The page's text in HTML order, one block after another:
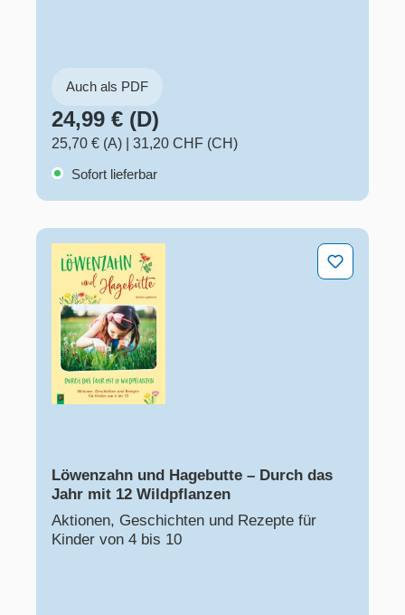
Auch als PDF
24,99 € (D)
25,70 € (A)
31,20 CHF (CH)
Sofort lieferbar
Löwenzahn und Hagebutte – Durch das Jahr mit 12
Löwenzahn und Hagebutte – Durch das
Jahr mit 12 Wildpflanzen
Aktionen, Geschichten und Rezepte für
Kinder von 4 bis 10